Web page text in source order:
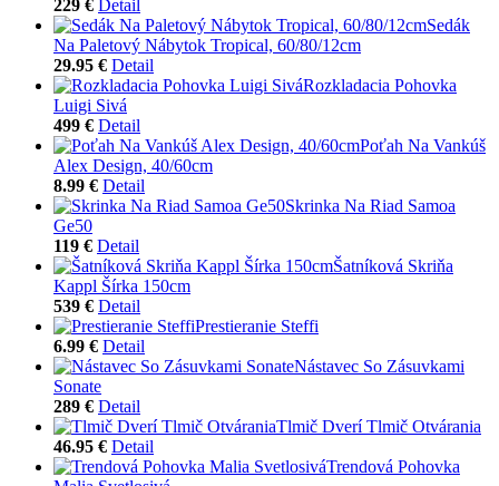
229 € Detail
Sedák
Na Paletový Nábytok Tropical, 60/80/12cm
29.95 € Detail
Rozkladacia Pohovka
Luigi Sivá
499 € Detail
Poťah Na Vankúš
Alex Design, 40/60cm
8.99 € Detail
Skrinka Na Riad Samoa
Ge50
119 € Detail
Šatníková Skriňa
Kappl Šírka 150cm
539 € Detail
Prestieranie Steffi
6.99 € Detail
Nástavec So Zásuvkami
Sonate
289 € Detail
Tlmič Dverí Tlmič Otvárania
46.95 € Detail
Trendová Pohovka